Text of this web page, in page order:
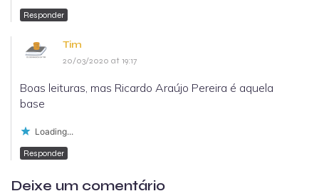
Responder
Tim
20/03/2020 at 19:17
Boas leituras, mas Ricardo Araújo Pereira é aquela
base
Loading...
Responder
Deixe um comentário